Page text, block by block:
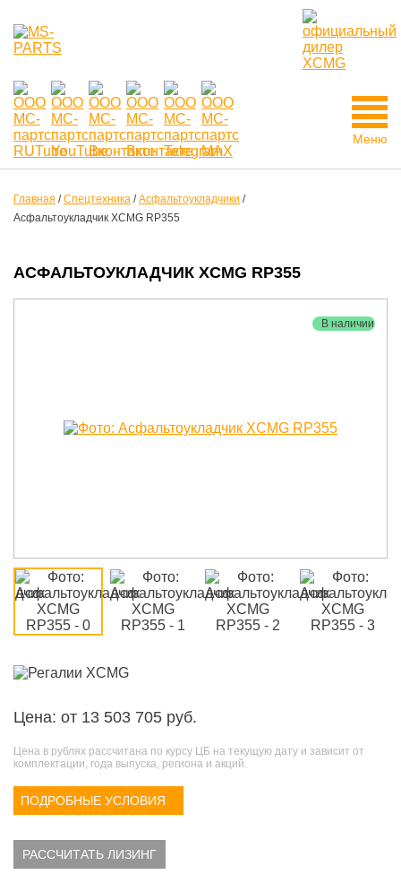
Меню
Главная /Спецтехника /Асфальтоукладчики /
Асфальтоукладчик XCMG RP355
АСФАЛЬТОУКЛАДЧИК XCMG RP355
В наличии
Цена: от 13 503 705 руб.
Цена в рублях рассчитана по курсу ЦБ на текущую дату и зависит от
комплектации, года выпуска, региона и акций.
ПОДРОБНЫЕ УСЛОВИЯ
РАССЧИТАТЬ ЛИЗИНГ